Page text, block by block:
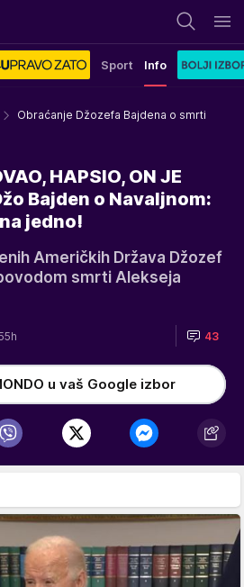
Sport Info
Obraćanje Džozefa Bajdena o smrti
HAPSIO, ON JE
Bajden o Navaljnom:
jedno!
Američkih Država Džozef
smrti Alekseja
43
u vaš Google izbor